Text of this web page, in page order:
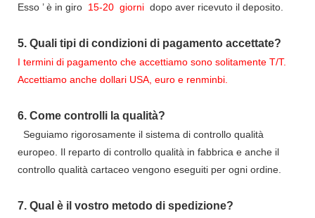
Esso ’è in giro 15-20 giorni dopo aver ricevuto il deposito.
5. Quali tipi di condizioni di pagamento accettate?
I termini di pagamento che accettiamo sono solitamente T/T.
Accettiamo anche dollari USA, euro e renminbi.
6. Come controlli la qualità?
Seguiamo rigorosamente il sistema di controllo qualità
europeo. Il reparto di controllo qualità in fabbrica e anche il
controllo qualità cartaceo vengono eseguiti per ogni ordine.
7. Qual è il vostro metodo di spedizione?